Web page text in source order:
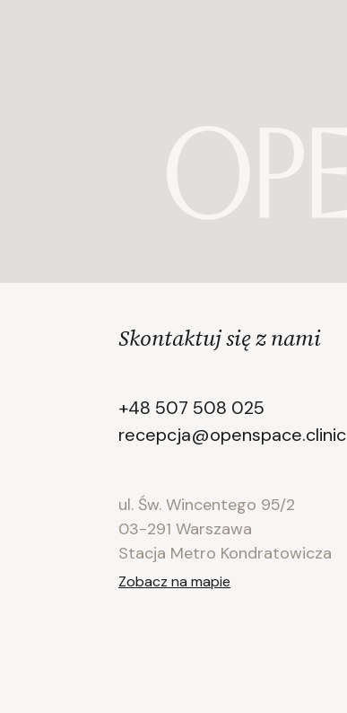
Skontaktuj się z nami
+48 507 508 025
recepcja@openspace.clinic
ul. Św. Wincentego 95/2
03-291 Warszawa
Stacja Metro Kondratowicza
Zobacz na mapie